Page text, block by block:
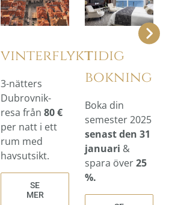
vinterflykt
3-nätters
Dubrovnik-
resa från 80 €
per natt i ett
rum med
havsutsikt.
SE
MER
tidig
bokning
Boka din
semester 2025
senast den 31
januari &
spara över25
%.